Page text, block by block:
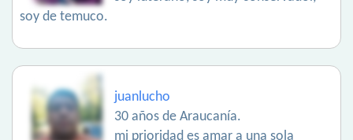
soy de temuco.
juanlucho
30 años de Araucanía.
mi prioridad es amar a una sola